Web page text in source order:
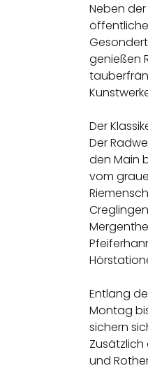
Neben
genießen
Der
Der
den Main
vom
Entlang
Montag
sichern
und